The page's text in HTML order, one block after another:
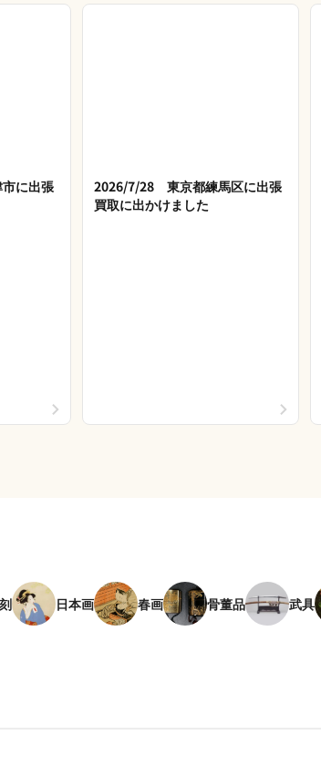
に出張
2026/7/28 東京都練馬区に出張
買取に出かけました
日本画 春画 骨董品 武具